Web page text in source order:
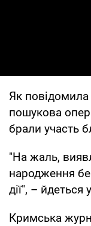
Як
пошукова
брали участь
"На жаль,
народження
дії", – йдеться
Кримська